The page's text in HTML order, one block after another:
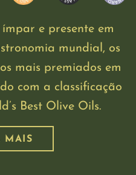
e presente em
mundial, os
mais premiados em
com a classificação
Best Olive Oils.
MAIS